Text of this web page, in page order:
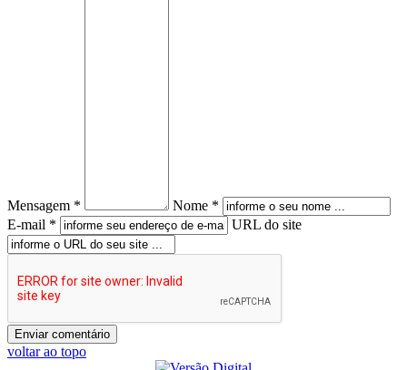
Mensagem *
Nome *
E-mail *
URL do site
voltar ao topo